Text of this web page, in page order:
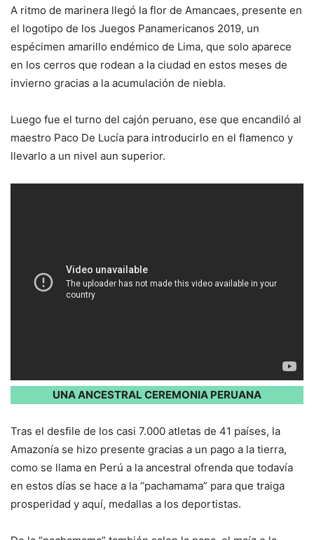
A ritmo de marinera llegó la flor de Amancaes, presente en
el logotipo de los Juegos Panamericanos 2019, un
espécimen amarillo endémico de Lima, que solo aparece
en los cerros que rodean a la ciudad en estos meses de
invierno gracias a la acumulación de niebla.
Luego fue el turno del cajón peruano, ese que encandiló al
maestro Paco De Lucía para introducirlo en el flamenco y
llevarlo a un nivel aun superior.
UNA ANCESTRAL CEREMONIA PERUANA
Tras el desfile de los casi 7.000 atletas de 41 países, la
Amazonía se hizo presente gracias a un pago a la tierra,
como se llama en Perú a la ancestral ofrenda que todavía
en estos días se hace a la “pachamama” para que traiga
prosperidad y aquí, medallas a los deportistas.